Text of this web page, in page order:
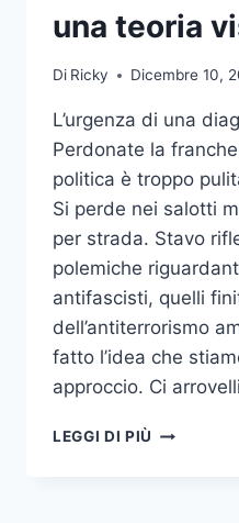
una teoria
Di Ricky Dicembre 10,
L’urgenza di una
Perdonate la
politica è troppo
Si perde nei salotti
per strada. Stavo
polemiche
antifascisti, quelli
dell’antiterrorismo
fatto l’idea che
approccio. Ci
LEGGI DI PIÙ IL